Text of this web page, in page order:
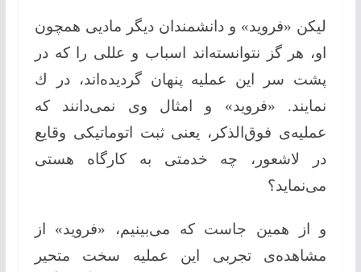
لیكن «فروید» و دانشمندان دیگر مادیی همچون
او، هر گز نتوانسته‌اند اسباب و عللی را كه در
پشت سر این عملیه پنهان گردیده‌اند، در ك
نمایند. «فروید» و امثال وی نمی‌دانند كه
عملیه‌ی فوق‌الذكر، یعنی ثبت اتوماتیكی وقایع
در لاشعور، چه خدمتی به كارگاه هستی
می‌نماید؟
و از همین جاست كه می‌بینیم، «فروید» از
مشاهده‌ی تجربی این عملیه سخت متحیر